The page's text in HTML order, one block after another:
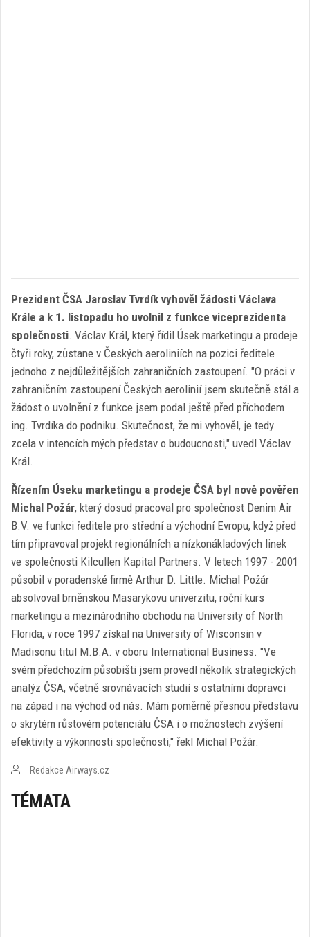
Prezident ČSA Jaroslav Tvrdík vyhověl žádosti Václava
Krále a k 1. listopadu ho uvolnil z funkce viceprezidenta
společnosti. Václav Král, který řídil Úsek marketingu a prodeje
čtyři roky, zůstane v Českých aeroliniích na pozici ředitele
jednoho z nejdůležitějších zahraničních zastoupení. "O práci v
zahraničním zastoupení Českých aerolinií jsem skutečně stál a
žádost o uvolnění z funkce jsem podal ještě před příchodem
ing. Tvrdíka do podniku. Skutečnost, že mi vyhověl, je tedy
zcela v intencích mých představ o budoucnosti," uvedl Václav
Král.
Řízením Úseku marketingu a prodeje ČSA byl nově pověřen
Michal Požár, který dosud pracoval pro společnost Denim Air
B.V. ve funkci ředitele pro střední a východní Evropu, když před
tím připravoval projekt regionálních a nízkonákladových linek
ve společnosti Kilcullen Kapital Partners. V letech 1997 - 2001
působil v poradenské firmě Arthur D. Little. Michal Požár
absolvoval brněnskou Masarykovu univerzitu, roční kurs
marketingu a mezinárodního obchodu na University of North
Florida, v roce 1997 získal na University of Wisconsin v
Madisonu titul M.B.A. v oboru International Business. "Ve
svém předchozím působišti jsem provedl několik strategických
analýz ČSA, včetně srovnávacích studií s ostatními dopravci
na západ i na východ od nás. Mám poměrně přesnou představu
o skrytém růstovém potenciálu ČSA i o možnostech zvýšení
efektivity a výkonnosti společnosti," řekl Michal Požár.
Redakce Airways.cz
TÉMATA